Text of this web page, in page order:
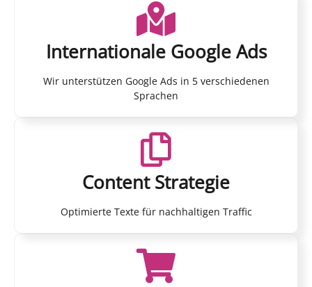
Internationale Google Ads
Wir unterstützen Google Ads in 5 verschiedenen
Sprachen
Content Strategie
Optimierte Texte für nachhaltigen Traffic